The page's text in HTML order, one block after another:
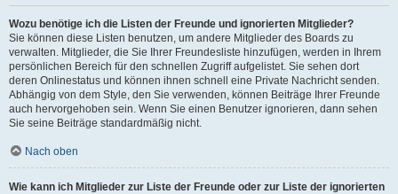
Wozu benötige ich die Listen der Freunde und ignorierten Mitglieder?
Sie können diese Listen benutzen, um andere Mitglieder des Boards zu
verwalten. Mitglieder, die Sie Ihrer Freundesliste hinzufügen, werden in Ihrem
persönlichen Bereich für den schnellen Zugriff aufgelistet. Sie sehen dort
deren Onlinestatus und können ihnen schnell eine Private Nachricht senden.
Abhängig von dem Style, den Sie verwenden, können Beiträge Ihrer Freunde
auch hervorgehoben sein. Wenn Sie einen Benutzer ignorieren, dann sehen
Sie seine Beiträge standardmäßig nicht.
Nach oben
Wie kann ich Mitglieder zur Liste der Freunde oder zur Liste der ignorierten